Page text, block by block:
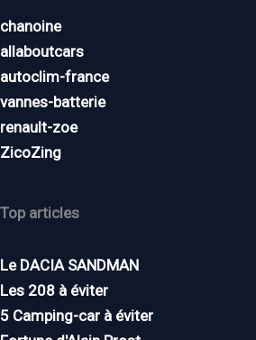
chanoine
allaboutcars
autoclim-france
vannes-batterie
renault-zoe
ZicoZing
Top articles
Le DACIA SANDMAN
Les 208 à éviter
5 Camping-car à éviter